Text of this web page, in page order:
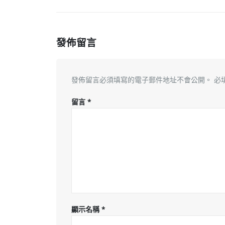
發佈留言
發佈留言必須填寫的電子郵件地址不會公開。 必
留言 *
顯示名稱*